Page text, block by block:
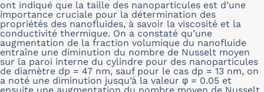
ont indiqué que la taille des nanoparticules est d’une
importance cruciale pour la détermination des
propriétés des nanofluides, à savoir la viscosité et la
conductivité thermique. On a constaté qu’une
augmentation de la fraction volumique du nanofluide
entraîne une diminution du nombre de Nusselt moyen
sur la paroi interne du cylindre pour des nanoparticules
de diamètre dp = 47 nm, sauf pour le cas dp = 13 nm, on
a noté une diminution jusqu’à la valeur φ = 0.05 et